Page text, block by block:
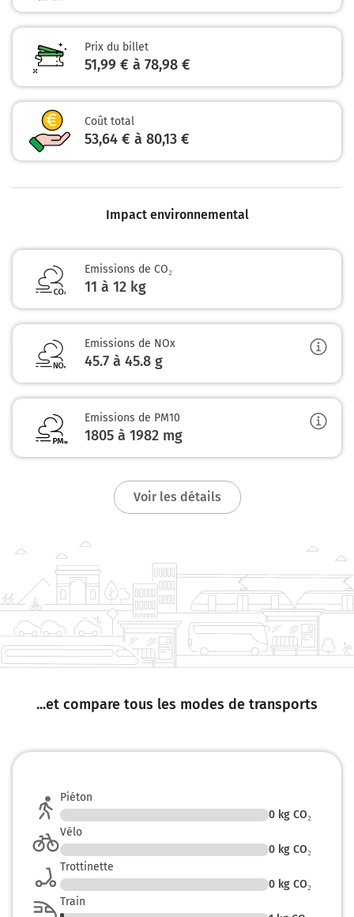
Prix du billet
51,99 € à 78,98 €
Coût total
53,64 € à 80,13 €
Impact environnemental
Emissions de CO₂
11 à 12 kg
Emissions de NOx
45.7 à 45.8 g
Emissions de PM10
1805 à 1982 mg
Voir les détails
...et compare tous les modes de transports
Piéton
0 kg CO₂
Vélo
0 kg CO₂
Trottinette
0 kg CO₂
Train